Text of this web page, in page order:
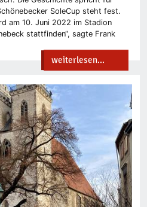
SoleCup steht fest.
am 10. Juni 2022 im Stadion
stattfinden“, sagte Frank
weiterlesen...